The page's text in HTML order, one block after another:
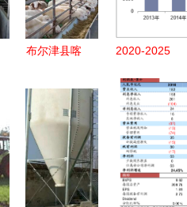
布尔津县喀
牧科技园
科技赋能激
发产业新活
力，规模发
展带动畜牧
2020-2025
行业发展趋
势预测及投
资规划研究
报告